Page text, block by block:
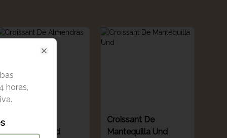
Croissant De
Almendras Und
Croissant De
Mantequilla Und
horas,